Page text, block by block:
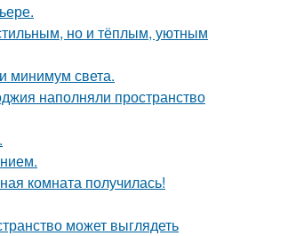
но и тёплым, уютным
минимум света.
наполняли пространство
комната получилась!
может выглядеть